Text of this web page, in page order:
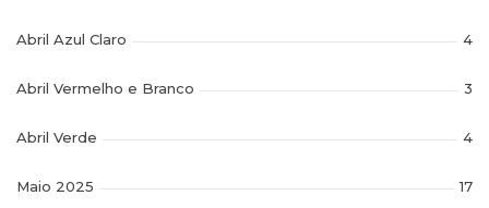
Abril Azul Claro 4
Abril Vermelho e Branco 3
Abril Verde 4
Maio 2025 17